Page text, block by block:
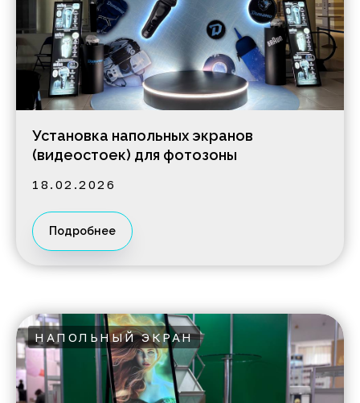
Установка напольных экранов
(видеостоек) для фотозоны
18.02.2026
Подробнее
НАПОЛЬНЫЙ ЭКРАН